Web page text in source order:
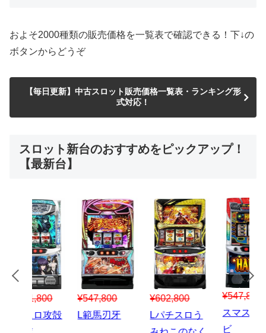
およそ2000種類の販売価格を一覧表で確認できる！下↓の
ボタンからどうぞ
【毎日更新】中古スロット販売価格一覧表・ランキング形
式対応！
スロット新台のおすすめをピックアップ！
【最新台】
¥547,800
スマスロハナ
¥150,000
スマスロ秘宝
¥1,867,800
Lパチスロ 炎